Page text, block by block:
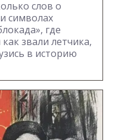
слов о
символах
где
звали летчика,
в историю